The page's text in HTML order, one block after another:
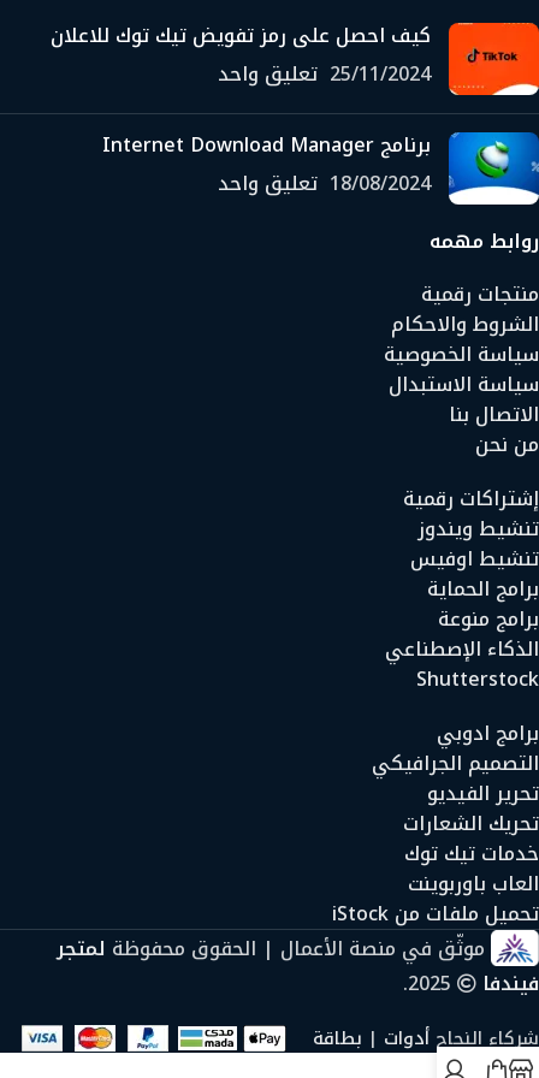
كيف احصل على رمز تفويض تيك توك للاعلان
25/11/2024 تعليق واحد
برنامج Internet Download Manager
18/08/2024 تعليق واحد
روابط مهمه
منتجات رقمية
الشروط والاحكام
سياسة الخصوصية
سياسة الاستبدال
الاتصال بنا
من نحن
إشتراكات رقمية
تنشيط ويندوز
تنشيط اوفيس
برامج الحماية
برامج منوعة
الذكاء الإصطناعي
Shutterstock
برامج ادوبي
التصميم الجرافيكي
تحرير الفيديو
تحريك الشعارات
خدمات تيك توك
العاب باوربوينت
تحميل ملفات من iStock
موثّق في منصة الأعمال | الحقوق محفوظة لمتجر
فيندفا
شركاء النجاح أدوات | بطاقة